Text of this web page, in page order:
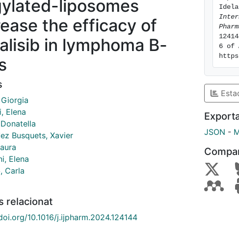
liposomes
the efficacy of
in lymphoma B-
Elena
Busquets, Xavier
Elena
Carla
relacionat
10.1016/j.ijpharm.2024.124144
6 of
JSON -